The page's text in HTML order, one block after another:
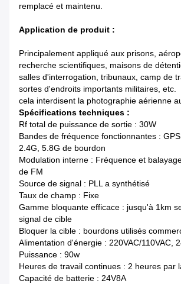
remplacé et maintenu.
Application de produit :
Principalement appliqué aux prisons,
recherche scientifiques, maisons de
salles d'interrogation, tribunaux, camp de
sortes d'endroits importants militaires, etc.
cela interdisent la photographie aérienne
Spécifications techniques :
Rf total de puissance de sortie : 30W
Bandes de fréquence fonctionnantes :
2.4G, 5.8G de bourdon
Modulation interne : Fréquence et
de FM
Source de signal : PLL a synthétisé
Taux de champ : Fixe
Gamme bloquante efficace : jusqu'à 1km
signal de cible
Bloquer la cible : bourdons utilisés
Alimentation d'énergie : 220VAC/110VAC,
Puissance : 90w
Heures de travail continues : 2 heures par
Capacité de batterie : 24V8A